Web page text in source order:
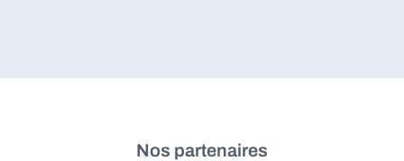
Nos partenaires